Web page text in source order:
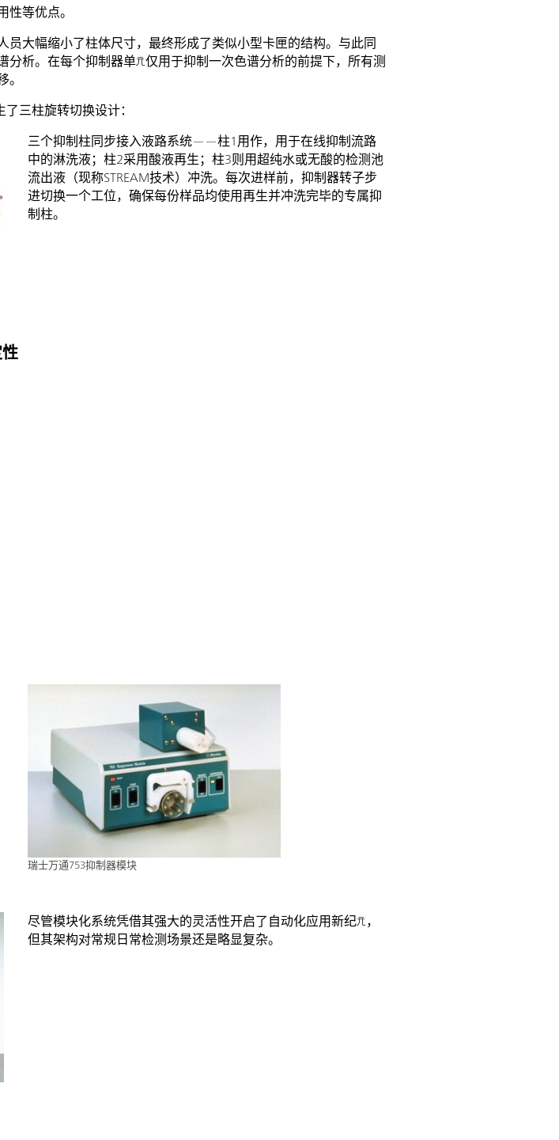
等优点。
大幅缩小了柱体尺寸，最终形成了类似小型卡匣的结构。与此同
析。在每个抑制器单元仅用于抑制一次色谱分析的前提下，所有测
三柱旋转切换设计：
三个抑制柱同步接入液路系统——柱1用作，用于在线抑制流路
中的淋洗液；柱2采用酸液再生；柱3则用超纯水或无酸的检测池
流出液（现称STREAM技术）冲洗。每次进样前，抑制器转子步
进切换一个工位，确保每份样品均使用再生并冲洗完毕的专属抑
制柱。
瑞士万通753抑制器模块
尽管模块化系统凭借其强大的灵活性开启了自动化应用新纪元，
但其架构对常规日常检测场景还是略显复杂。